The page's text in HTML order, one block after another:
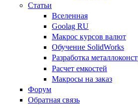
Статьи
Вселенная
Goolag RU
Макрос курсов валют
Обучение SolidWorks
Разработка
Расчет емкостей
Макросы на заказ
Форум
Обратная связь